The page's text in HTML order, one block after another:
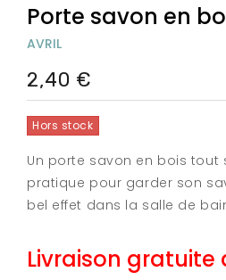
Porte savon en
AVRIL
2,40 €
Hors stock
Un porte savon en bois tout
pratique pour garder son
bel effet dans la salle de
Livraison gratuite